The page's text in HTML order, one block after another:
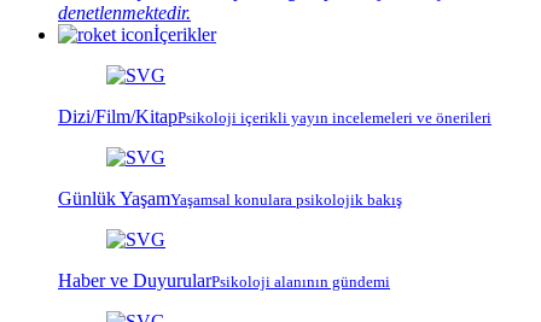
denetlenmektedir.
İçerikler
Dizi/Film/KitapPsikoloji içerikli yayın incelemeleri ve önerileri
Günlük YaşamYaşamsal konulara psikolojik bakış
Haber ve DuyurularPsikoloji alanının gündemi